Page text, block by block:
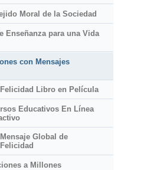
Moral de la Sociedad
Enseñanza para una Vida
con Mensajes
Libro en Película
Educativos En Línea
Global de
a Millones